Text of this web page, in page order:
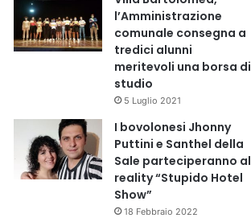
l’Amministrazione
comunale consegna a
tredici alunni
meritevoli una borsa di
studio
5 Luglio 2021
I bovolonesi Jhonny
Puttini e Santhel della
Sale parteciperanno al
reality “Stupido Hotel
Show”
18 Febbraio 2022